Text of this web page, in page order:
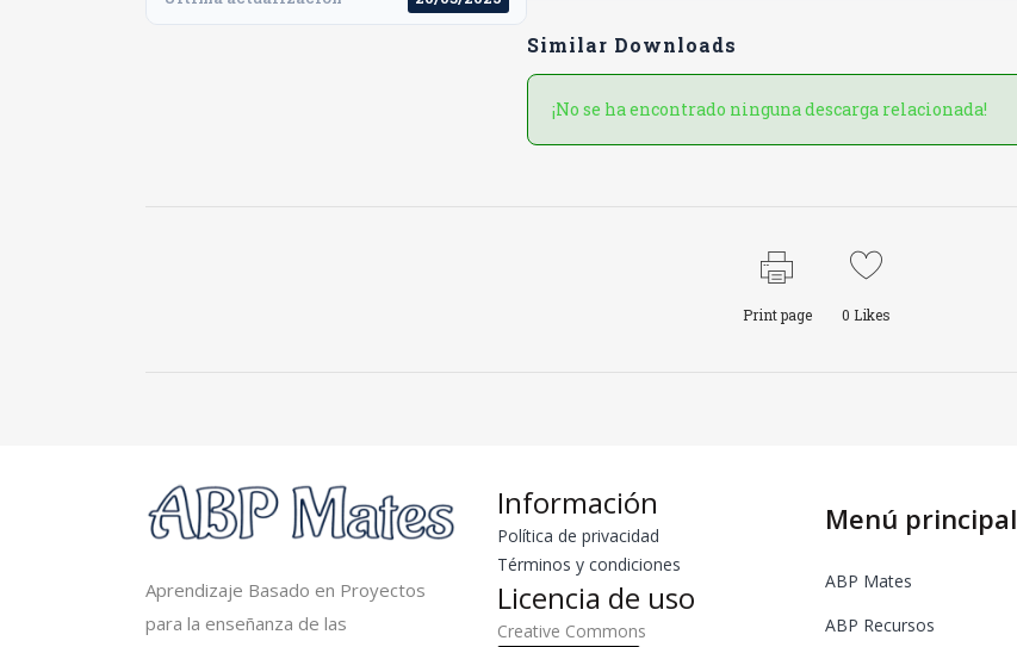
Similar Downloads
¡No se ha encontrado ninguna descarga relacionada!
Print page 0 Likes
Aprendizaje Basado en Proyectos
para la enseñanza de las
Información
Política de privacidad
Términos y condiciones
Licencia de uso
Creative Commons
Menú principal
ABP Mates
ABP Recursos